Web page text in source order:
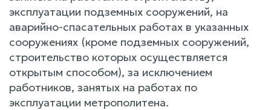
эксплуатации подземных сооружений, на
аварийно-спасательных работах в указанных
сооружениях (кроме подземных сооружений,
строительство которых осуществляется
открытым способом), за исключением
работников, занятых на работах по
эксплуатации метрополитена.